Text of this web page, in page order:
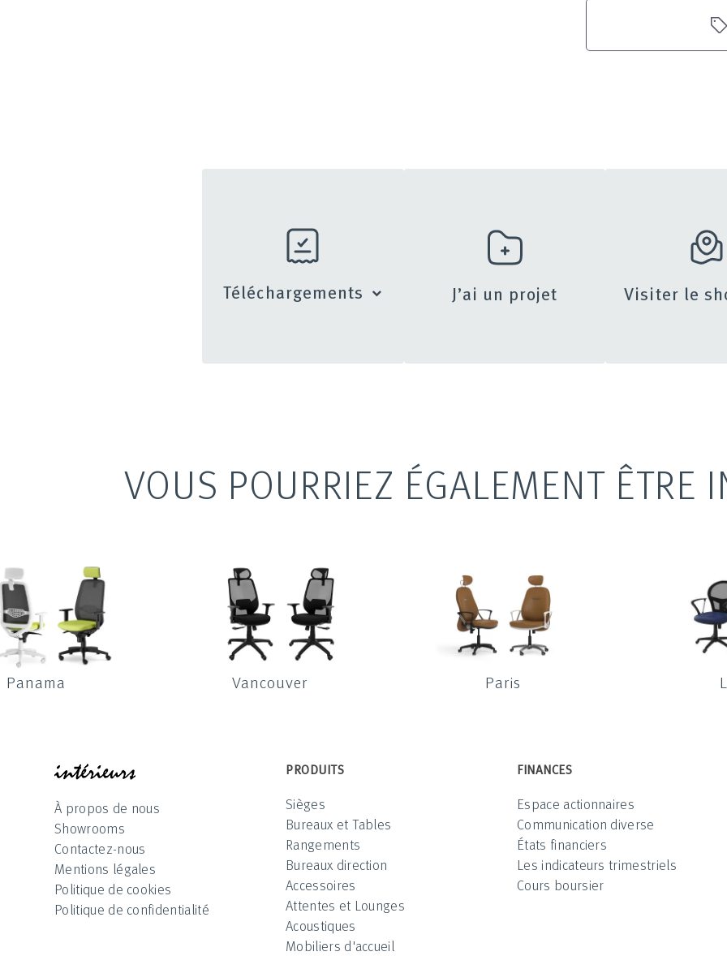
Téléchargements J’ai un projet Visiter le
VOUS POURRIEZ ÉGALEMENT ÊTRE
Panama Vancouver Paris
À propos de nous
Showrooms
Contactez-nous
Mentions légales
Politique de cookies
Politique de confidentialité
PRODUITS
Sièges
Bureaux et Tables
Rangements
Bureaux direction
Accessoires
Attentes et Lounges
Acoustiques
Mobiliers d'accueil
FINANCES
Espace actionnaires
Communication diverse
États financiers
Les indicateurs trimestriels
Cours boursier